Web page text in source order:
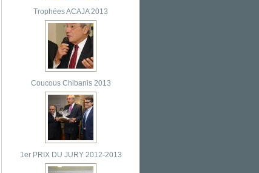
Trophées ACAJA 2013
Coucous Chibanis 2013
1er PRIX DU JURY 2012-2013